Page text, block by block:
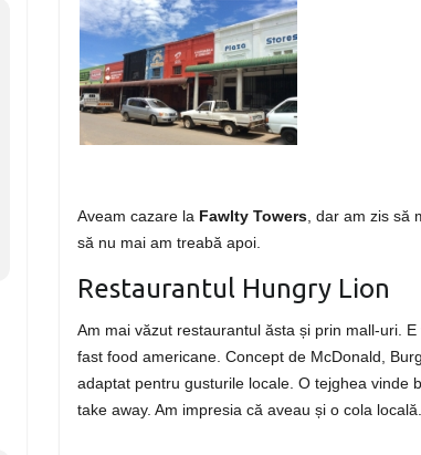
Aveam cazare la Fawlty Towers, dar am zis să
să nu mai am treabă apoi.
Restaurantul Hungry Lion
Am mai văzut restaurantul ăsta și prin mall-uri.
fast food americane. Concept de McDonald,
adaptat pentru gusturile locale. O tejghea vinde
take away. Am impresia că aveau și o cola